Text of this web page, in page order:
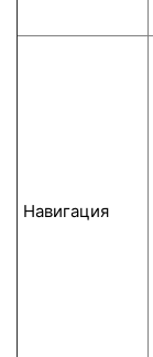
Навигация